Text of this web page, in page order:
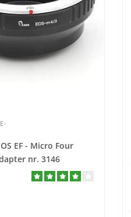
EF - Micro Four
nr. 3146